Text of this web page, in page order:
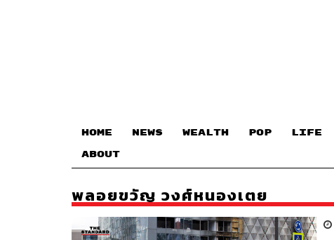
HOME NEWS WEALTH POP LIFE
ABOUT
พลอยขวัญ วงศ์หนองเตย